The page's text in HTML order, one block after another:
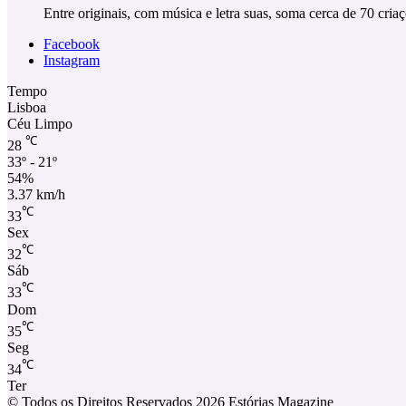
Entre originais, com música e letra suas, soma cerca de 70
Facebook
Instagram
Tempo
Lisboa
Céu Limpo
28 ℃
33º - 21º
54%
3.37 km/h
33℃
Sex
32℃
Sáb
33℃
Dom
35℃
Seg
34℃
Ter
© Todos os Direitos Reservados 2026 Estórias Magazine